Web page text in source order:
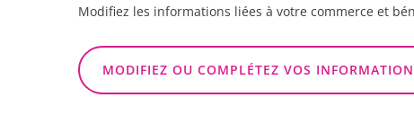
Modifiez les informations liées à votre commerce et
MODIFIEZ OU COMPLÉTEZ VOS